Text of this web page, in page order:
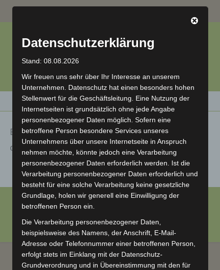
Zum
MENÜ
Es gibt momentan keine Beiträge, die unter
dieser Kategorie veröffentlicht wurden.
Copyright 2026 - DIE FRISEURE Michael Schmand
Datenschutzeinstellungen
Datenschutzerklärung
Stand: 08.08.2026
Wir freuen uns sehr über Ihr Interesse an unserem
Unternehmen. Datenschutz hat einen besonders hohen
Stellenwert für die Geschäftsleitung. Eine Nutzung der
Internetseiten ist grundsätzlich ohne jede Angabe
personenbezogener Daten möglich. Sofern eine
betroffene Person besondere Services unseres
Unternehmens über unsere Internetseite in Anspruch
nehmen möchte, könnte jedoch eine Verarbeitung
personenbezogener Daten erforderlich werden. Ist die
Verarbeitung personenbezogener Daten erforderlich und
besteht für eine solche Verarbeitung keine gesetzliche
Grundlage, holen wir generell eine Einwilligung der
betroffenen Person ein.
Die Verarbeitung personenbezogener Daten,
beispielsweise des Namens, der Anschrift, E-Mail-
Adresse oder Telefonnummer einer betroffenen Person,
erfolgt stets im Einklang mit der Datenschutz-
Grundverordnung und in Übereinstimmung mit den für